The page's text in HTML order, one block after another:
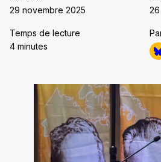
29 novembre 2025
26
Temps de lecture
4 minutes